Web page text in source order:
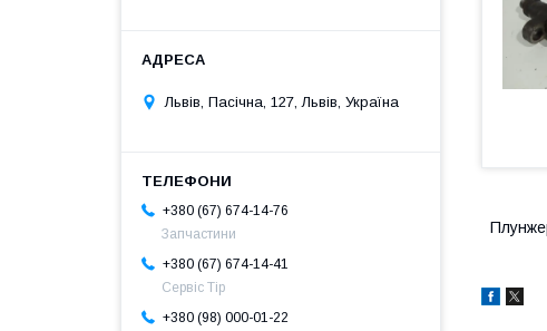
Львів, Пасічна, 127, Львів, Україна
+380 (67) 674-14-76
Запчастини
+380 (67) 674-14-41
Сервіс Тір
+380 (98) 000-01-22